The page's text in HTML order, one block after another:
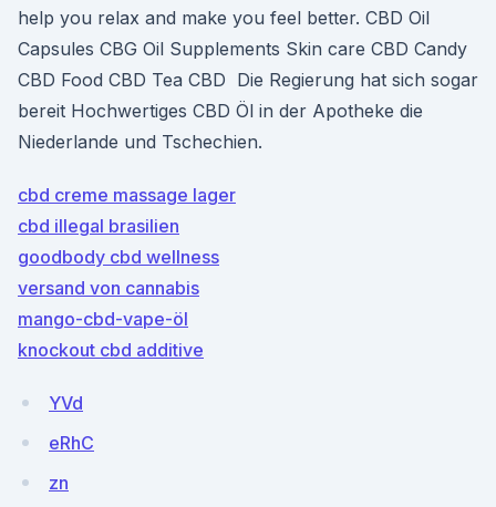
help you relax and make you feel better. CBD Oil
Capsules CBG Oil Supplements Skin care CBD Candy
CBD Food CBD Tea CBD Die Regierung hat sich sogar
bereit Hochwertiges CBD Öl in der Apotheke die
Niederlande und Tschechien.
cbd creme massage lager
cbd illegal brasilien
goodbody cbd wellness
versand von cannabis
mango-cbd-vape-öl
knockout cbd additive
YVd
eRhC
zn